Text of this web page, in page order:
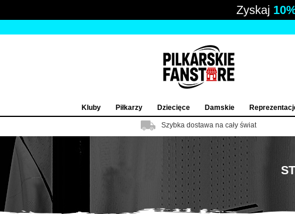
Zyskaj
Kluby Piłkarzy Dziecięce Damskie
Szybka dostawa na cały świat